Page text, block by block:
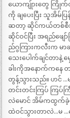
ယောကျ်ုားတွေ ကြိုက်
ကို ချပေးပြီး သူအိမ်ပ
ဆတာ့ ဆိုင်ကယ်တစ်စီ
ဆိုင်ဝင်ပြီး အရည်ဖျ
ည်ဂွကြားကလီးက မ
သေးပေါက်ချင်တာနဲ့
ခါးကိုအနောက်ကနေ
တွန့်သွားသည်။ ဟင်
တင်းတင်းကြပ် ကြပ်
လဲမောင် အိမ်ကထွက်ခဲ့
ထဲဝင်သွားတာလဲ…မ